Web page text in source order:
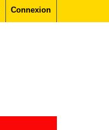
Connexion